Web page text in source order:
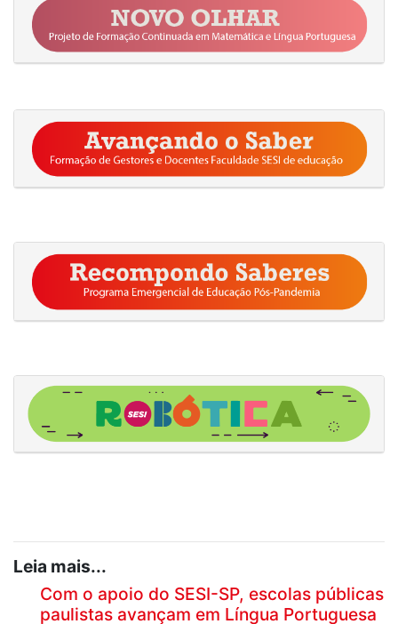
Leia mais...
Com o apoio do SESI-SP, escolas públicas
paulistas avançam em Língua Portuguesa